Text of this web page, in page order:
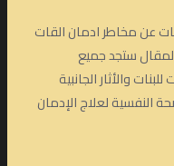
عن مخاطر ادمان القات
ستجد جميع
والأثار الجانبية
النفسية لعلاج الإدمان